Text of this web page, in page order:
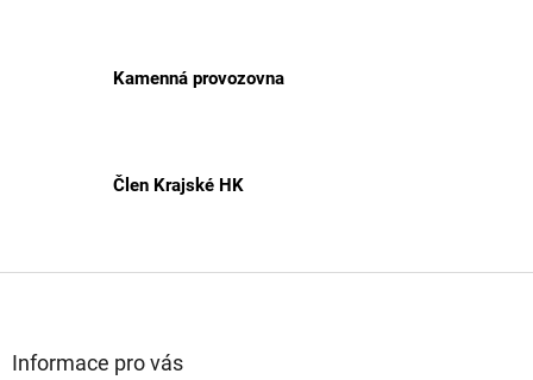
Kamenná provozovna
Člen Krajské HK
Informace pro vás